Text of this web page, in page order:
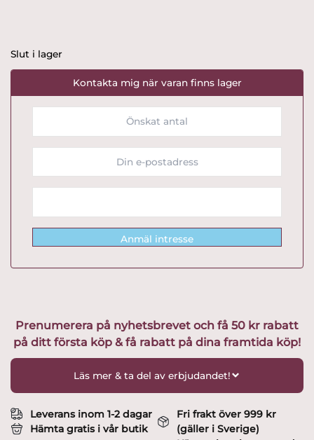
Slut i lager
Kontakta mig när varan finns lager
Anmäl intresse
Prenumerera på nyhetsbrevet och få 50 kr rabatt
på ditt första köp & få rabatt på dina framtida köp!
Läs mer & ta del av erbjudandet!
Leverans inom 1-2 dagar
Hämta gratis i vår butik
Fri frakt över 999 kr
(gäller i Sverige)